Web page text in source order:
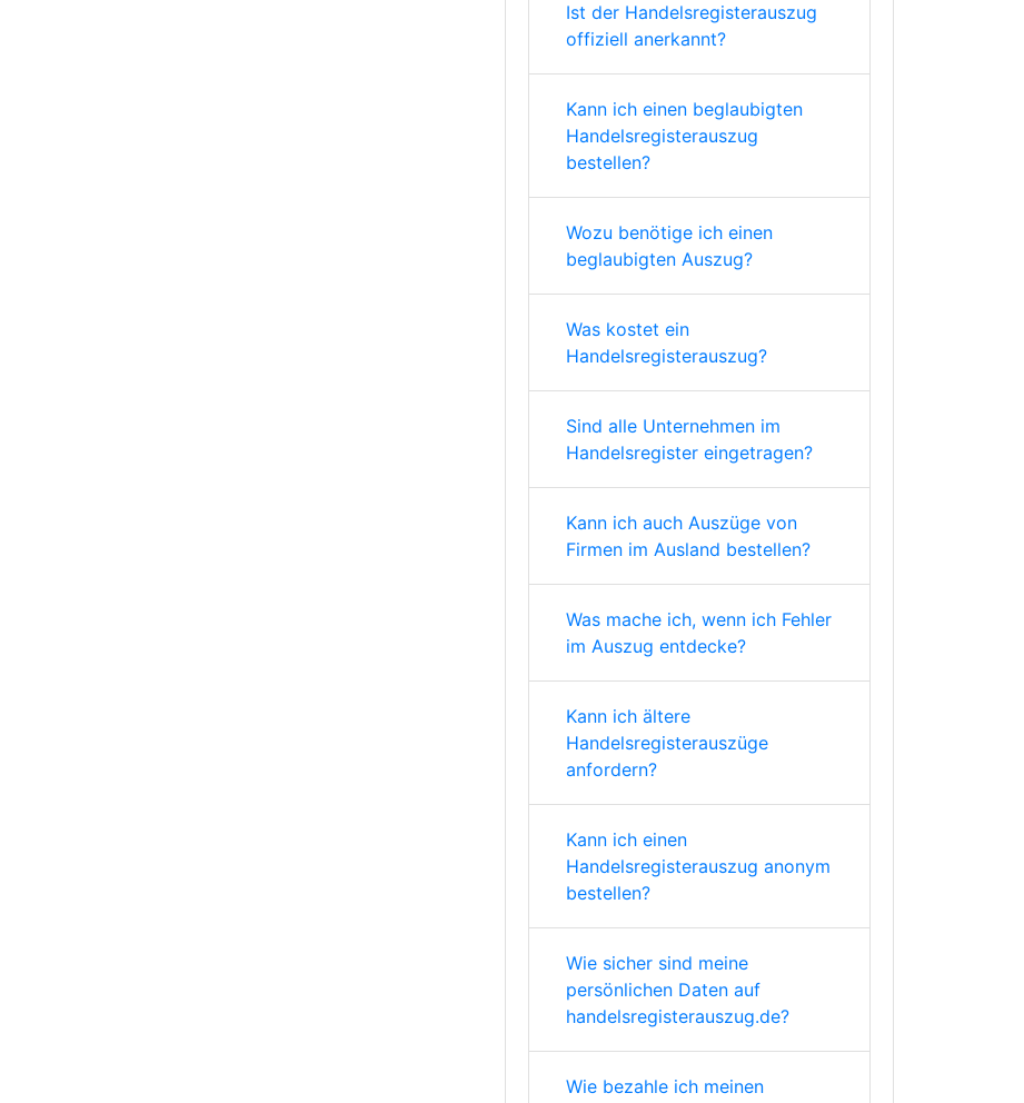
Ist der Handelsregisterauszug
offiziell anerkannt?
Kann ich einen beglaubigten
Handelsregisterauszug
bestellen?
Wozu benötige ich einen
beglaubigten Auszug?
Was kostet ein
Handelsregisterauszug?
Sind alle Unternehmen im
Handelsregister eingetragen?
Kann ich auch Auszüge von
Firmen im Ausland bestellen?
Was mache ich, wenn ich Fehler
im Auszug entdecke?
Kann ich ältere
Handelsregisterauszüge
anfordern?
Kann ich einen
Handelsregisterauszug anonym
bestellen?
Wie sicher sind meine
persönlichen Daten auf
handelsregisterauszug.de?
Wie bezahle ich meinen